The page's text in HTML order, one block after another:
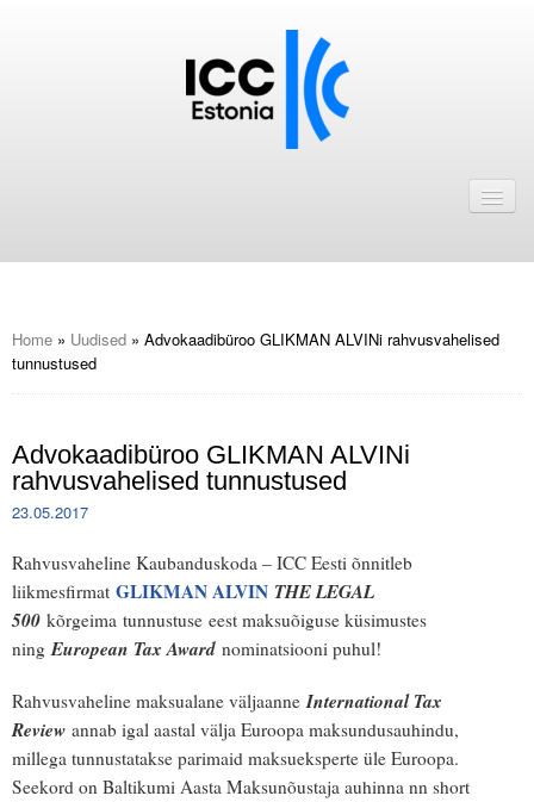
ICC Eesti liikmebaas
Kalender
Tegevused
Publikatsioonid
Viidad
ICC WBO
Home » Uudised » Advokaadibüroo GLIKMAN ALVINi rahvusvahelised
tunnustused
Advokaadibüroo GLIKMAN ALVINi
rahvusvahelised tunnustused
23.05.2017
Rahvusvaheline Kaubanduskoda – ICC Eesti õnnitleb
liikmesfirmat GLIKMAN ALVIN THE LEGAL
500 kõrgeima tunnustuse eest maksuõiguse küsimustes
ning European Tax Award nominatsiooni puhul!
Rahvusvaheline maksualane väljaanne International Tax
Review annab igal aastal välja Euroopa maksundusauhindu,
millega tunnustatakse parimaid maksueksperte üle Euroopa.
Seekord on Baltikumi Aasta Maksunõustaja auhinna nn short